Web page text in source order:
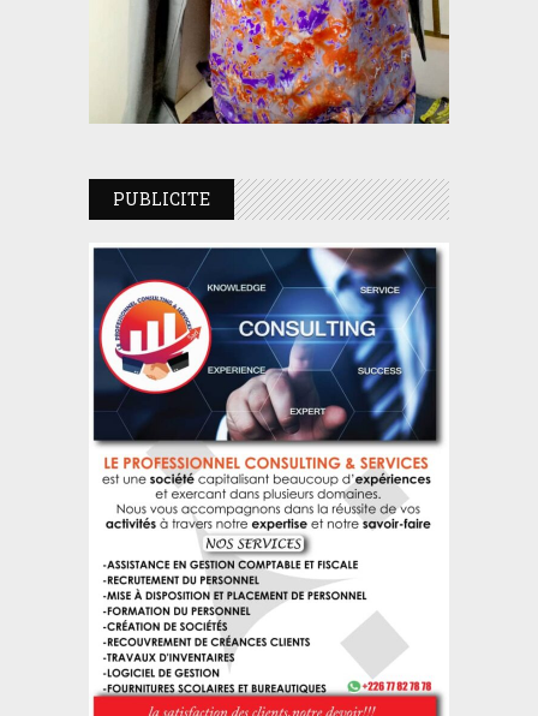
PUBLICITE